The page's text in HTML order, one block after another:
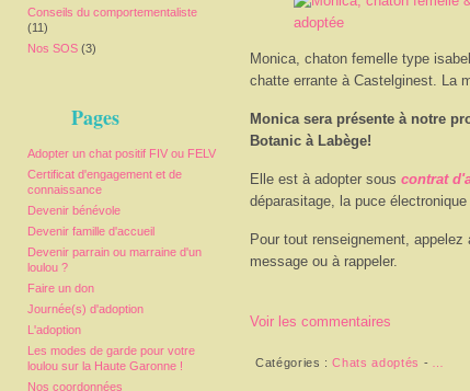
Conseils du comportementaliste
(11)
Nos SOS (3)
Pages
Adopter un chat positif FIV ou FELV
Certificat d'engagement et de
connaissance
Devenir bénévole
Devenir famille d'accueil
Devenir parrain ou marraine d'un
loulou ?
Faire un don
Journée(s) d'adoption
L'adoption
Les modes de garde pour votre
loulou sur la Haute Garonne !
Nos coordonnées
Monica, chaton femelle type
chatte errante à Castelginest. La
Monica sera présente à notre
Botanic à Labège!
Elle est à adopter sous contrat
déparasitage, la puce
Pour tout renseignement,
message ou à rappeler.
Voir les commentaires
Catégories :Chats adoptés -